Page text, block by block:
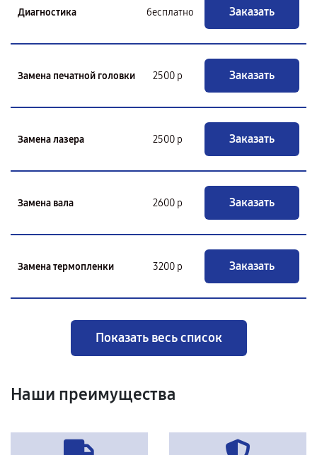
Диагностика бесплатно Заказать
Замена печатной головки 2500 р Заказать
Замена лазера 2500 р Заказать
Замена вала 2600 р Заказать
Замена термопленки 3200 р Заказать
Показать весь список
Наши преимущества